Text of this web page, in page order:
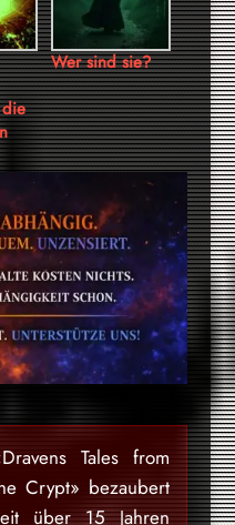
Wer sind sie?
Tales from
Crypt» bezaubert
über 15 Jahren